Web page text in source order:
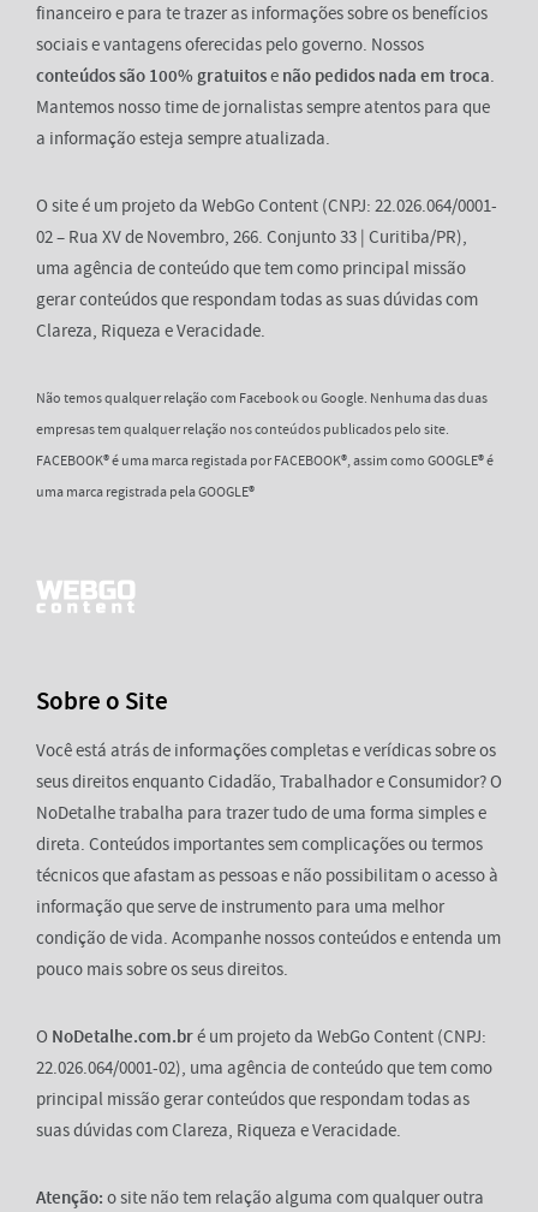
financeiro e para te trazer as informações sobre os benefícios
sociais e vantagens oferecidas pelo governo. Nossos
conteúdos são 100% gratuitose não pedidos nada em troca.
Mantemos nosso time de jornalistas sempre atentos para que
a informação esteja sempre atualizada.
O site é um projeto da WebGo Content (CNPJ: 22.026.064/0001-
02 – Rua XV de Novembro, 266. Conjunto 33 | Curitiba/PR),
uma agência de conteúdo que tem como principal missão
gerar conteúdos que respondam todas as suas dúvidas com
Clareza, Riqueza e Veracidade.
Não temos qualquer relação com Facebook ou Google. Nenhuma das duas
empresas tem qualquer relação nos conteúdos publicados pelo site.
FACEBOOK® é uma marca registada por FACEBOOK®, assim como GOOGLE® é
uma marca registrada pela GOOGLE®
Sobre o Site
Você está atrás de informações completas e verídicas sobre os
seus direitos enquanto Cidadão, Trabalhador e Consumidor? O
NoDetalhe trabalha para trazer tudo de uma forma simples e
direta. Conteúdos importantes sem complicações ou termos
técnicos que afastam as pessoas e não possibilitam o acesso à
informação que serve de instrumento para uma melhor
condição de vida. Acompanhe nossos conteúdos e entenda um
pouco mais sobre os seus direitos.
O NoDetalhe.com.bré um projeto da WebGo Content (CNPJ:
22.026.064/0001-02), uma agência de conteúdo que tem como
principal missão gerar conteúdos que respondam todas as
suas dúvidas com Clareza, Riqueza e Veracidade.
Atenção: o site não tem relação alguma com qualquer outra